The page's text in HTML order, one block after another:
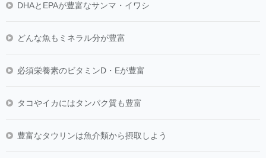
DHAとEPAが豊富なサンマ・イワシ
どんな魚もミネラル分が豊富
必須栄養素のビタミンD・Eが豊富
タコやイカにはタンパク質も豊富
豊富なタウリンは魚介類から摂取しよう